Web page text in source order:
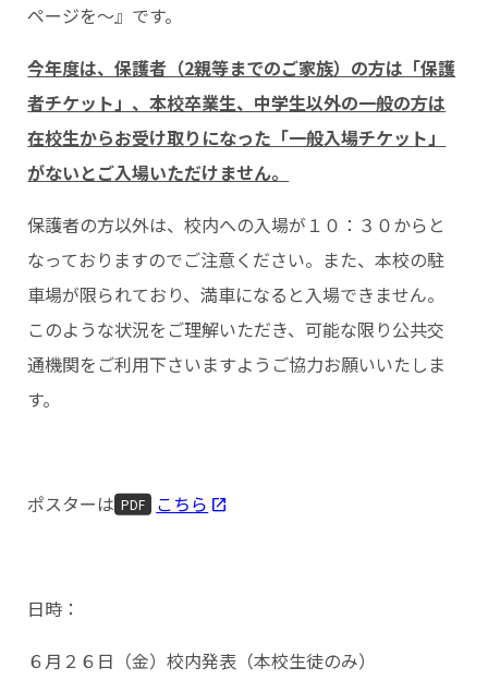
ページを～』です。
今年度は、保護者（2親等までのご家族）の方は「保護
者チケット」、本校卒業生、中学生以外の一般の方は
在校生からお受け取りになった「一般入場チケット」
がないとご入場いただけません。
保護者の方以外は、校内への入場が１０：３０からと
なっておりますのでご注意ください。また、本校の駐
車場が限られており、満車になると入場できません。
このような状況をご理解いただき、可能な限り公共交
通機関をご利用下さいますようご協力お願いいたしま
す。
ポスターは PDF こちら
日時：
６月２６日（金）校内発表（本校生徒のみ）